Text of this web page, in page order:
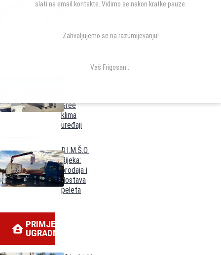
grijanje
Gree
klima
uređaji
D.I.M.Š.O.
Rijeka:
prodaja i
dostava
peleta
PRIMJERI
UGRADNJE
slati na email kontakte. Vidimo se nakon kratke pauze.
Zahvaljujemo se na razumijevanju!
Vaš Frigosan...